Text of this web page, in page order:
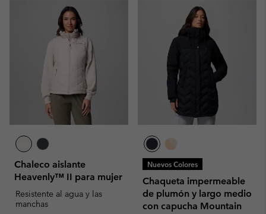
Chaleco aislante
Heavenly™ II para mujer
Resistente al agua y las
manchas
Nuevos Colores
Chaqueta impermeable
de plumón y largo medio
con capucha Mountain